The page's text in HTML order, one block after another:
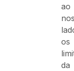
ao
os
da